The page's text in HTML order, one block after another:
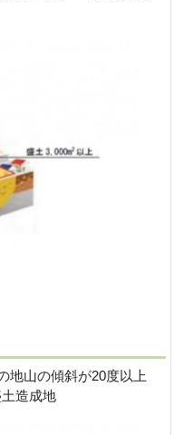
地山の傾斜が20度以上
造成地